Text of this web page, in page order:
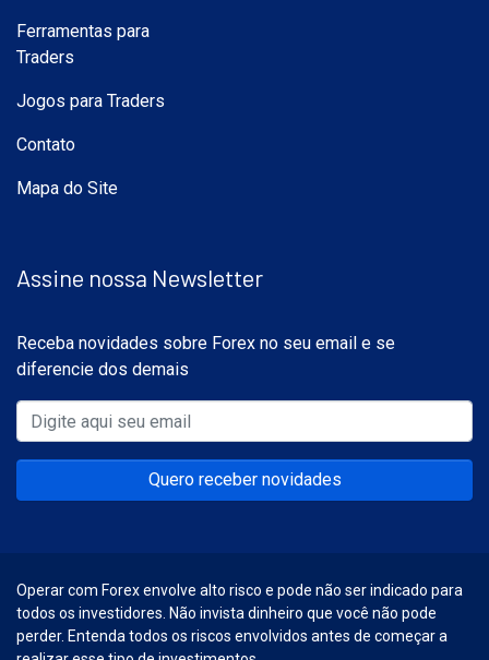
Ferramentas para
Traders
Jogos para Traders
Contato
Mapa do Site
Assine nossa Newsletter
Receba novidades sobre Forex no seu email e se
diferencie dos demais
Quero receber novidades
Operar com Forex envolve alto risco e pode não ser indicado para
todos os investidores. Não invista dinheiro que você não pode
perder. Entenda todos os riscos envolvidos antes de começar a